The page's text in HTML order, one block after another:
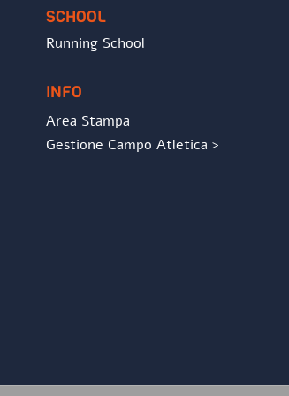
SCHOOL
Running School
INFO
Area Stampa
Gestione Campo Atletica >